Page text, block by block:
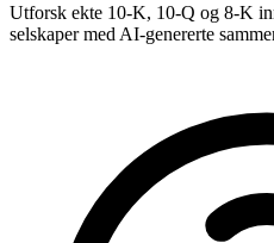
Utforsk ekte 10-K, 10-Q og 8-K
selskaper med AI-genererte